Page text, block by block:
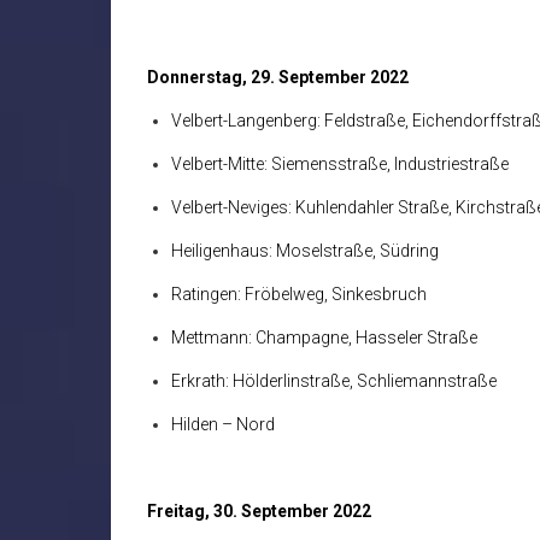
Donnerstag, 29. September 2022
Velbert-Langenberg: Feldstraße,
Velbert-Mitte: Siemensstraße, Industriestraße
Velbert-Neviges: Kuhlendahler Straße,
Heiligenhaus: Moselstraße, Südring
Ratingen: Fröbelweg, Sinkesbruch
Mettmann: Champagne, Hasseler Straße
Erkrath: Hölderlinstraße, Schliemannstraße
Hilden – Nord
Freitag, 30. September 2022